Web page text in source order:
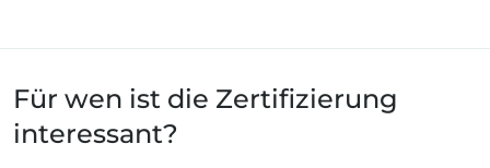
UNSERE CSR-VERPFLICHTUNGEN
Für wen ist die Zertifizierung
interessant?